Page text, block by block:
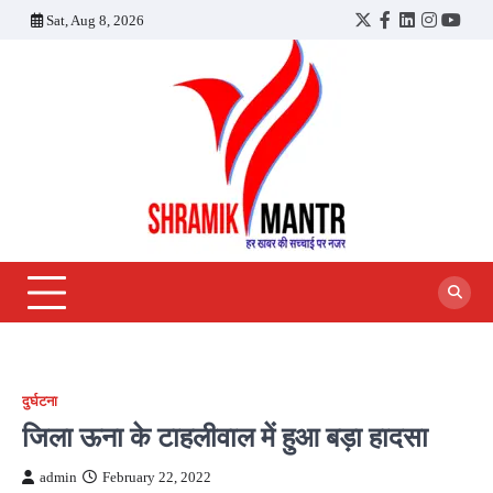
Sat, Aug 8, 2026
Twitter
Facebook
LinkedIn
दुर्घटना
जिला ऊना के टाहलीवाल में हुआ बड़ा हादसा
admin February 22, 2022